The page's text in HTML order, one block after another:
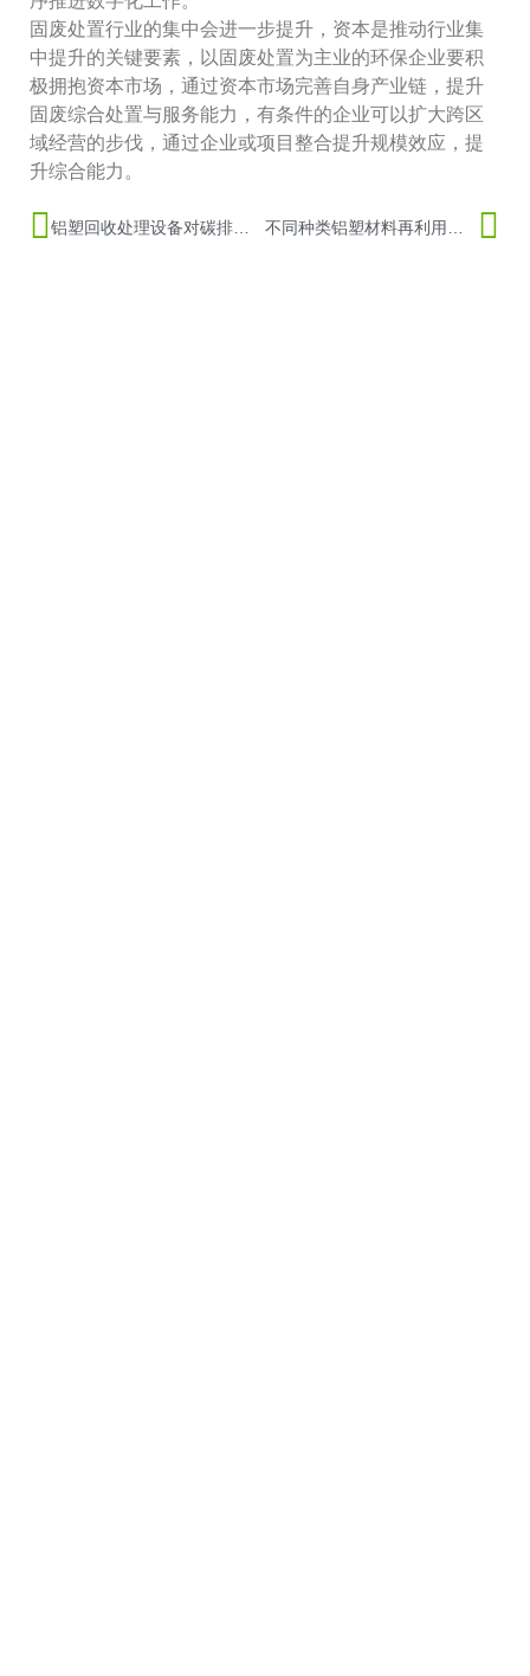
固废处置行业的集中会进一步提升，资本是推动行业集
中提升的关键要素，以固废处置为主业的环保企业要积
极拥抱资本市场，通过资本市场完善自身产业链，提升
固废综合处置与服务能力，有条件的企业可以扩大跨区
域经营的步伐，通过企业或项目整合提升规模效应，提
升综合能力。